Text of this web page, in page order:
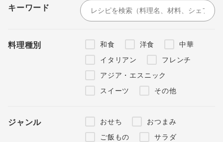
キーワード
料理種別 和食 洋食
中華
イタリアン
フレンチ
アジア・エスニック
スイーツ
その他
ジャンル おせち
おつまみ
ご飯もの
サラダ